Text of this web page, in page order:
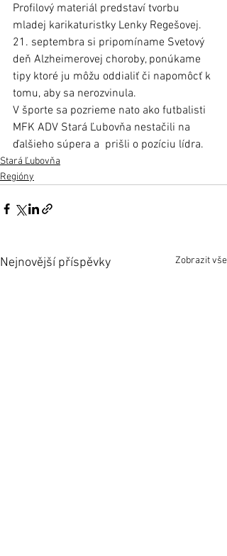
Profilový materiál predstaví tvorbu
mladej karikaturistky Lenky Regešovej.
21. septembra si pripomíname Svetový
deň Alzheimerovej choroby, ponúkame
tipy ktoré ju môžu oddialiť či napomôcť k
tomu, aby sa nerozvinula.
V športe sa pozrieme nato ako futbalisti
MFK ADV Stará Ľubovňa nestačili na
ďalšieho súpera a  prišli o pozíciu lídra.
Stará Ľubovňa
Regióny
Nejnovější příspěvky Zobrazit vše